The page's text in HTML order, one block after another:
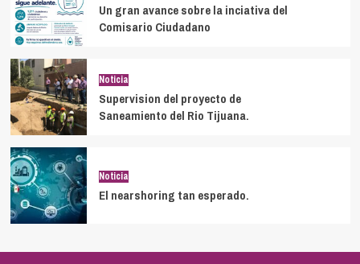
Un gran avance sobre la inciativa del
Comisario Ciudadano
Noticia
Supervision del proyecto de
Saneamiento del Rio Tijuana.
Noticia
El nearshoring tan esperado.